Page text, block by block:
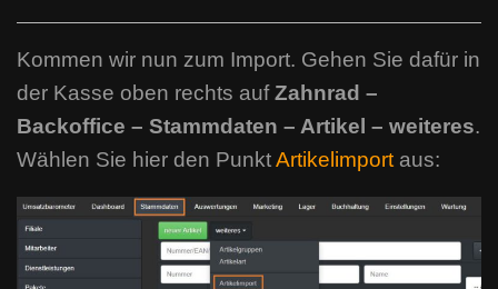
Kommen wir nun zum Import. Gehen Sie dafür in
der Kasse oben rechts aufZahnrad –
Backoffice – Stammdaten – Artikel – weiteres.
Wählen Sie hier den PunktArtikelimport aus: